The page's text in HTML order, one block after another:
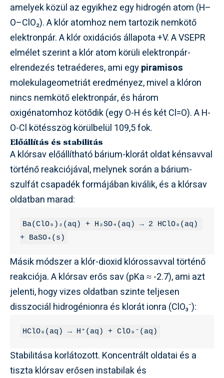
amelyek közül az egyikhez egy hidrogén atom (H–
O–ClO₂). A klór atomhoz nem tartozik nemkötő
elektronpár. A klór oxidációs állapota +V. A VSEPR
elmélet szerint a klór atom körüli elektronpár-
elrendezés tetraéderes, ami egypiramisos
molekulageometriát eredményez, mivel a klóron
nincs nemkötő elektronpár, és három
oxigénatomhoz kötődik (egy O-H és két Cl=O). A H-
O-Cl kötésszög körülbelül 109,5 fok.
Előállítás és stabilitás
A klórsav előállítható bárium-klorát oldat kénsavval
történő reakciójával, melynek során a bárium-
szulfát csapadék formájában kiválik, és a klórsav
oldatban marad:
Ba(ClO₃)₂(aq) + H₂SO₄(aq) → 2 HClO₃(aq)
+ BaSO₄(s)
Másik módszer a klór-dioxid klórossavval történő
reakciója. A klórsav erős sav (pKa ≈ -2.7), ami azt
jelenti, hogy vizes oldatban szinte teljesen
disszociál hidrogénionra és klorát ionra (ClO₃⁻):
HClO₃(aq) → H⁺(aq) + ClO₃⁻(aq)
Stabilitása korlátozott. Koncentrált oldatai és a
tiszta klórsav erősen instabilak és